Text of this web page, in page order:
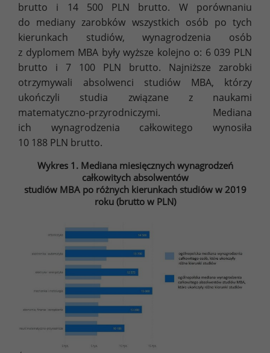
brutto i 14 500 PLN brutto. W porównaniu
do mediany zarobków wszystkich osób po tych
kierunkach studiów, wynagrodzenia osób
z dyplomem MBA były wyższe kolejno o: 6 039 PLN
brutto i 7 100 PLN brutto. Najniższe zarobki
otrzymywali absolwenci studiów MBA, którzy
ukończyli studia związane z naukami
matematyczno-przyrodniczymi. Mediana
ich wynagrodzenia całkowitego wynosiła
10 188 PLN brutto.
Wykres 1. Mediana miesięcznych wynagrodzeń
całkowitych absolwentów
studiów MBA po różnych kierunkach studiów w 2019
roku (brutto w PLN)